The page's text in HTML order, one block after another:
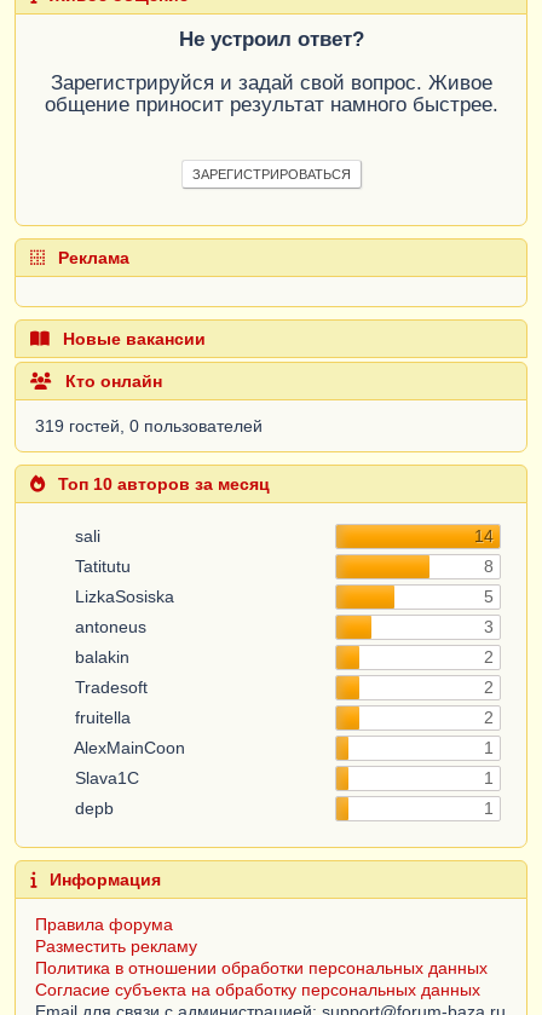
Не устроил ответ?
Зарегистрируйся и задай свой вопрос. Живое
общение приносит результат намного быстрее.
ЗАРЕГИСТРИРОВАТЬСЯ
Реклама
Новые вакансии
Кто онлайн
319 гостей, 0 пользователей
Топ 10 авторов за месяц
sali
14
Tatitutu
8
LizkaSosiska
5
antoneus
3
balakin
2
Tradesoft
2
fruitella
2
AlexMainCoon
1
Slava1C
1
depb
1
Информация
Правила форума
Разместить рекламу
Политика в отношении обработки персональных данных
Согласие субъекта на обработку персональных данных